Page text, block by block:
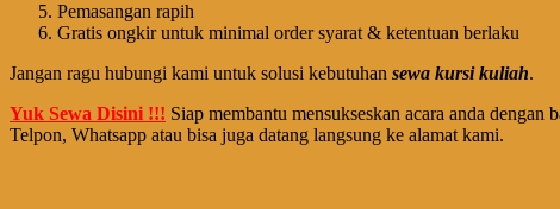
Pemasangan rapih
Gratis ongkir untuk minimal order syarat & ketentuan berlaku
Jangan ragu hubungi kami untuk solusi kebutuhan sewa kursi kuliah.
Yuk Sewa Disini !!! Siap membantu mensukseskan acara anda
Telpon, Whatsapp atau bisa juga datang langsung ke alamat kami.